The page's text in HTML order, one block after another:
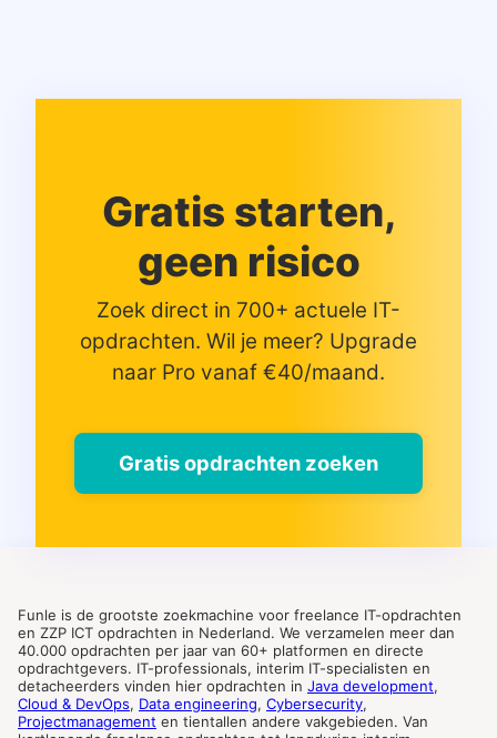
Gratis starten,
geen risico
Zoek direct in 700+ actuele IT-
opdrachten. Wil je meer? Upgrade
naar Pro vanaf €40/maand.
Gratis opdrachten zoeken
Funle is de grootste zoekmachine voor freelance IT-opdrachten
en ZZP ICT opdrachten in Nederland. We verzamelen meer dan
40.000 opdrachten per jaar van 60+ platformen en directe
opdrachtgevers. IT-professionals, interim IT-specialisten en
detacheerders vinden hier opdrachten in Java development,
Cloud & DevOps, Data engineering, Cybersecurity,
Projectmanagement en tientallen andere vakgebieden. Van